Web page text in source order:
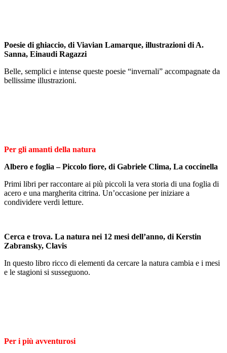
Poesie di ghiaccio, di Viavian Lamarque, illustrazioni di A.
Sanna, Einaudi Ragazzi
Belle, semplici e intense queste poesie “invernali” accompagnate da
bellissime illustrazioni.
Per gli amanti della natura
Albero e foglia – Piccolo fiore, di Gabriele Clima, La coccinella
Primi libri per raccontare ai più piccoli la vera storia di una foglia di
acero e una margherita citrina. Un’occasione per iniziare a
condividere verdi letture.
Cerca e trova. La natura nei 12 mesi dell’anno, di Kerstin
Zabransky, Clavis
In questo libro ricco di elementi da cercare la natura cambia e i mesi
e le stagioni si susseguono.
Per i più avventurosi